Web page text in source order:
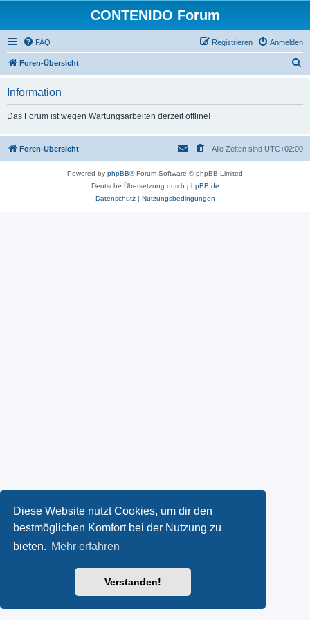
Diese Website nutzt Cookies, um dir den
bestmöglichen Komfort bei der Nutzung zu
bieten. Mehr erfahren
Verstanden!
CONTENIDO Forum
FAQ Anmelden
Registrieren
Foren-Übersicht
Information
Das Forum ist wegen Wartungsarbeiten derzeit offline!
Foren-Übersicht Alle Zeiten sind UTC+02:00
Powered by phpBB® Forum Software © phpBB Limited
Deutsche Übersetzung durch phpBB.de
Datenschutz| Nutzungsbedingungen